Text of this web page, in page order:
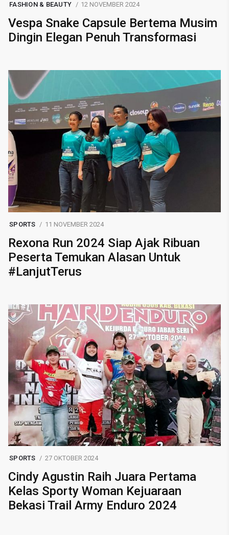
FASHION & BEAUTY 12 NOVEMBER 2024
Vespa Snake Capsule Bertema Musim
Dingin Elegan Penuh Transformasi
SPORTS 11 NOVEMBER 2024
Rexona Run 2024 Siap Ajak Ribuan
Peserta Temukan Alasan Untuk
#LanjutTerus
SPORTS 27 OKTOBER 2024
Cindy Agustin Raih Juara Pertama
Kelas Sporty Woman Kejuaraan
Bekasi Trail Army Enduro 2024